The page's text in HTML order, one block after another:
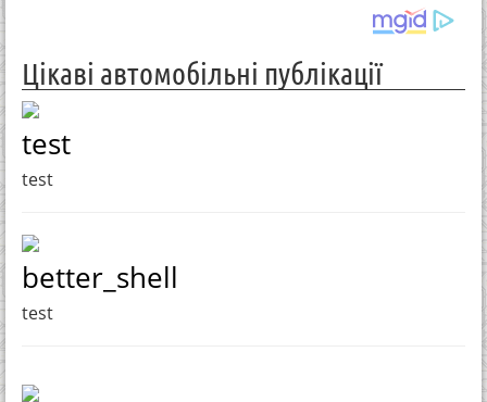
Цікаві автомобільні публікації
test
test
better_shell
test